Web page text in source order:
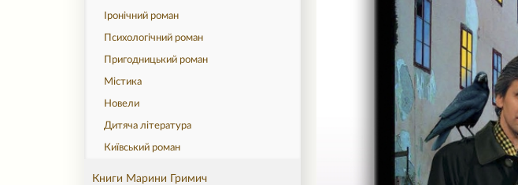
Іронічний роман
Психологічний роман
Пригодницький роман
Містика
Новели
Дитяча література
Київський роман
Книги Марини Гримич